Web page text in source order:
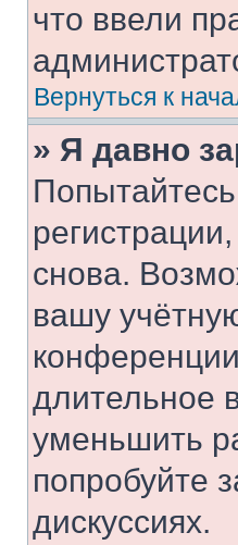
что ввели
Вернуться к
» Я давно
снова.
вашу
длительное
уменьшить
попробуйте
дискуссиях.